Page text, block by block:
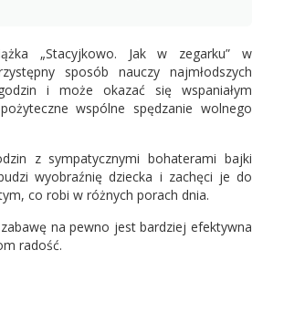
„Stacyjkowo. Jak w zegarku” w
sposób nauczy najmłodszych
i może okazać się wspaniałym
wspólne spędzanie wolnego
z sympatycznymi bohaterami bajki
wyobraźnię dziecka i zachęci je do
co robi w różnych porach dnia.
na pewno jest bardziej efektywna
radość.